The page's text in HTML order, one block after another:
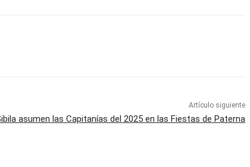
Artículo siguiente
asumen las Capitanías del 2025 en las Fiestas de Paterna